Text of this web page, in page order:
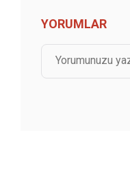
YORUMLAR